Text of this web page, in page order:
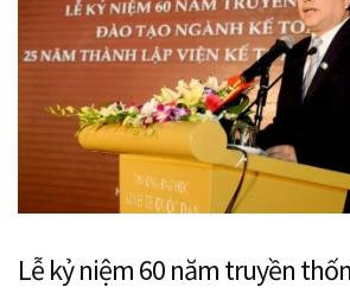
Lễ kỷ niệm 60 năm truyền